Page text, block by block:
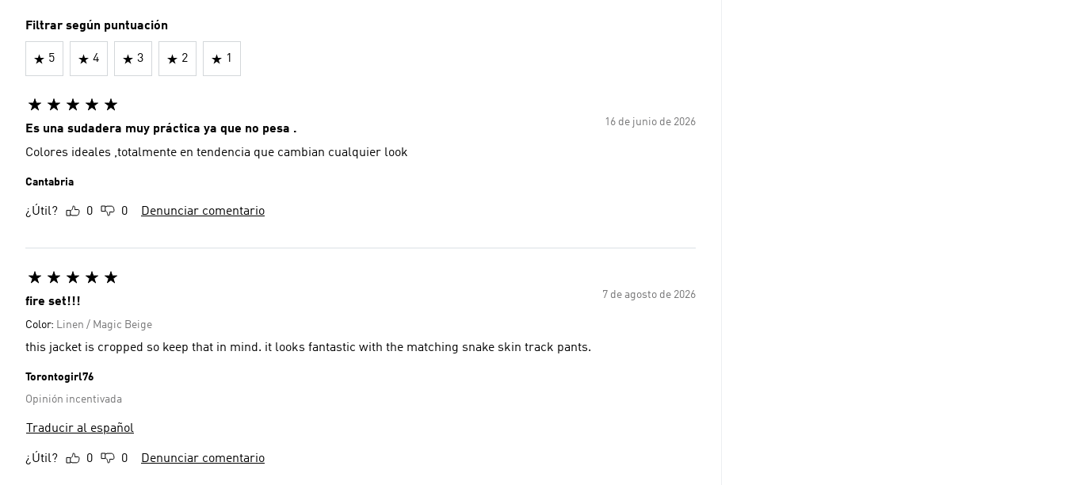
Filtrar según puntuación
5 4 3 2 1
16 de junio de 2026
Es una sudadera muy práctica ya que no pesa .
Colores ideales ,totalmente en tendencia que cambian cualquier look
Cantabria
¿Útil? 0 0 Denunciar comentario
7 de agosto de 2026
fire set!!!
Color: Linen / Magic Beige
this jacket is cropped so keep that in mind. it looks fantastic with the matching snake skin track pants.
Torontogirl76
Opinión incentivada
Traducir al español
¿Útil? 0 0 Denunciar comentario